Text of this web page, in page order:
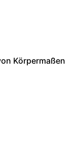
Körpermaßen